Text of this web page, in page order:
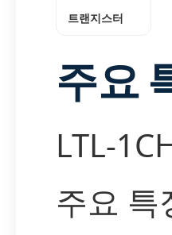
트랜지스터
주요
LTL-
주요 특